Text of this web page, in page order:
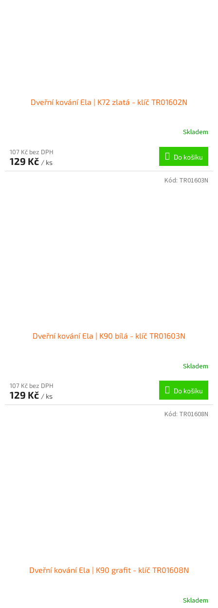
Dveřní kování Ela | K72 zlatá - klíč TR01602N
Skladem
107 Kč bez DPH
129 Kč / ks
Do košíku
Dveřní kování Ela | K90 bílá - klíč TR01603N
Skladem
107 Kč bez DPH
129 Kč / ks
Do košíku
Kód: TR01603N
Dveřní kování Ela | K90 grafit - klíč TR01608N
Skladem
Kód: TR01608N